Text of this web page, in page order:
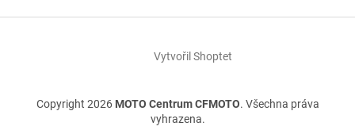
Vytvořil Shoptet
Copyright 2026 MOTO Centrum CFMOTO. Všechna práva
vyhrazena.